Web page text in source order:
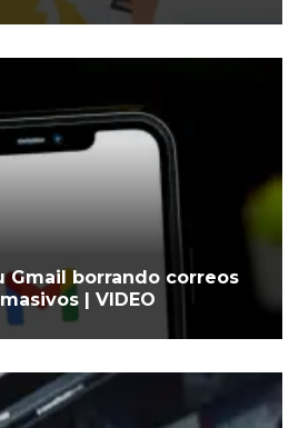
Gmail borrando correos
| VIDEO